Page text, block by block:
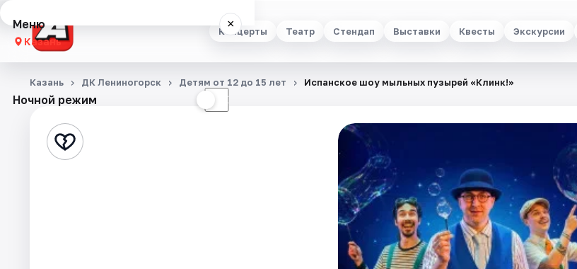
Концерты Театр Стендап Выставки Квесты Экскурсии
Меню ×
Казань
Концерты
Стендап
Ночной режим ☾
Казань ДК Лениногорск Детям от 12 до 15 лет Испанское шоу мыльных пузырей «Клинк!»